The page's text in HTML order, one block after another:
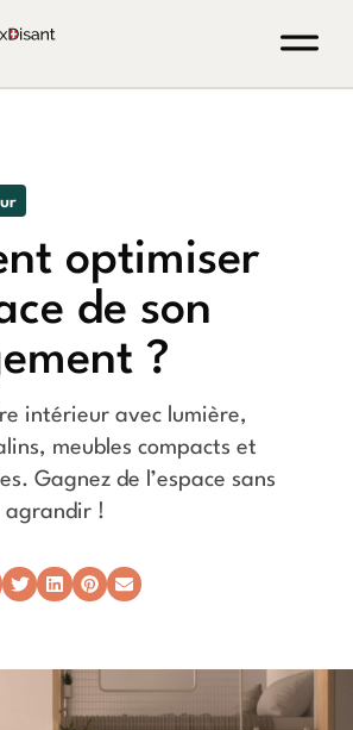
optimiser
de son
?
intérieur avec lumière,
meubles compacts et
Gagnez de l’espace sans
agrandir !